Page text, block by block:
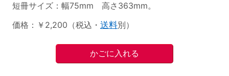
短冊サイズ：幅75mm 高さ363mm。
価格：￥2,200（税込・ 送料別）